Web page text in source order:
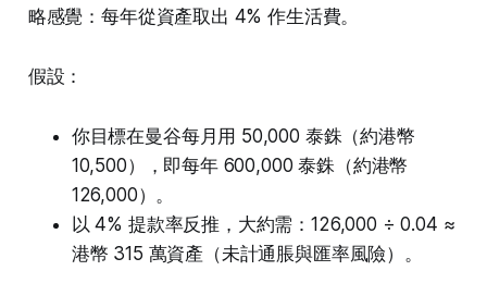
略感覺：每年從資產取出 4% 作生活費。
假設：
你目標在曼谷每月用 50,000 泰銖（約港幣
10,500），即每年 600,000 泰銖（約港幣
126,000）。
以 4% 提款率反推，大約需：126,000 ÷ 0.04 ≈
港幣 315 萬資產（未計通脹與匯率風險）。